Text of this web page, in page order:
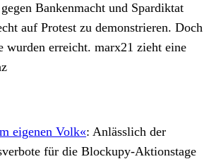
Bankenmacht und Spardiktat
auf Protest zu demonstrieren. Doch
wurden erreicht. marx21 zieht eine
eigenen Volk«: Anlässlich der
für die Blockupy-Aktionstage